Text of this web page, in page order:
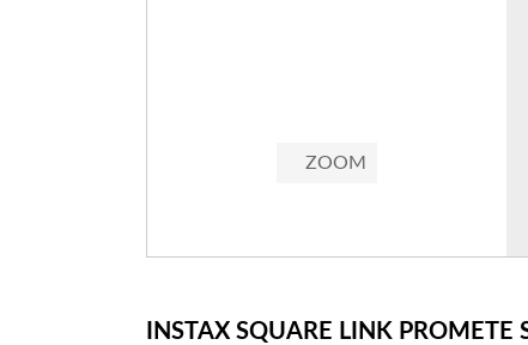
ZOOM
INSTAX SQUARE LINK